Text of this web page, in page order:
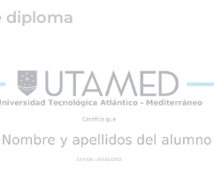
diploma